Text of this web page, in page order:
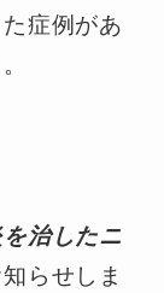
症例があ
治したニ
らせしま